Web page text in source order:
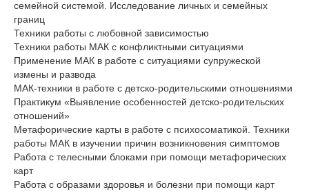
семейной системой. Исследование личных и семейных
границ
Техники работы с любовной зависимостью
Техники работы МАК с конфликтными ситуациями
Применение МАК в работе с ситуациями супружеской
измены и развода
МАК-техники в работе с детско-родительскими отношениями
Практикум «Выявление особенностей детско-родительских
отношений»
Метафорические карты в работе с психосоматикой. Техники
работы МАК в изучении причин возникновения симптомов
Работа с телесными блоками при помощи метафорических
карт
Работа с образами здоровья и болезни при помощи карт